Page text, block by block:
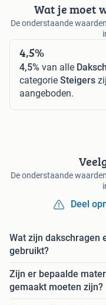
Wat je moet
De onderstaande
4,5%
4,5% van alle
categorie Steigers
aangeboden.
De onderstaande
Deel
Wat zijn dakschragen
gebruikt?
Zijn er bepaalde
gemaakt moeten zijn?